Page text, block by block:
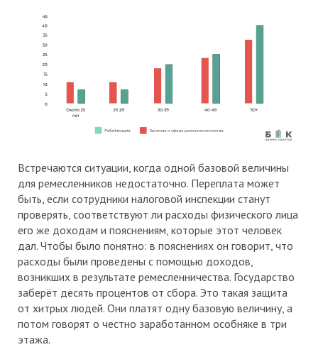
Встречаются ситуации, когда одной базовой величины
для ремесленников недостаточно. Переплата может
быть, если сотрудники налоговой инспекции станут
проверять, соответствуют ли расходы физического лица
его же доходам и пояснениям, которые этот человек
дал. Чтобы было понятно: в пояснениях он говорит, что
расходы были проведены с помощью доходов,
возникших в результате ремесленничества. Государство
заберёт десять процентов от сбора. Это такая защита
от хитрых людей. Они платят одну базовую величину, а
потом говорят о честно заработанном особняке в три
этажа.